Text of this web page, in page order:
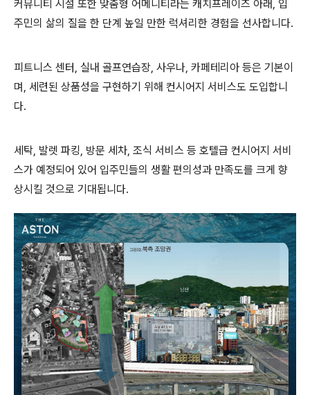
커뮤니티 시설 또한 맞춤형 어메니티라는 캐치프레이즈 아래, 입
주민의 삶의 질을 한 단계 높일 만한 럭셔리한 경험을 선사합니다.
피트니스 센터, 실내 골프연습장, 사우나, 카페테리아 등은 기본이
며, 세련된 상품성을 구현하기 위해 컨시어지 서비스도 도입합니
다.
세탁, 발렛 파킹, 방문 세차, 조식 서비스 등 호텔급 컨시어지 서비
스가 예정되어 있어 입주민들의 생활 편의성과 만족도를 크게 향
상시킬 것으로 기대됩니다.